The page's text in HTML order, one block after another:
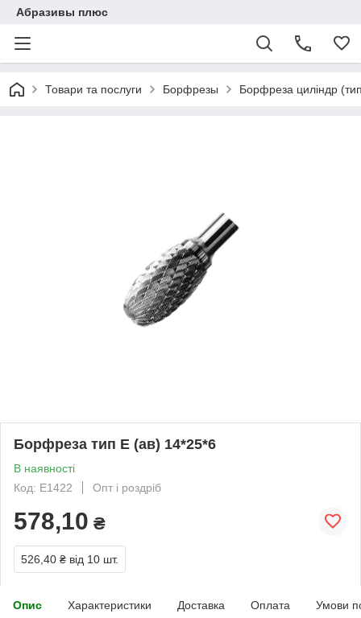
Абразивы плюс
Товари та послуги Борфрезы Борфреза циліндр
Борфреза тип E (ав) 14*25*6
В наявності
Код: E1422
Опт і роздріб
578,10 ₴
526,40 ₴ від 10 шт.
Опис Характеристики Доставка Оплата Умови